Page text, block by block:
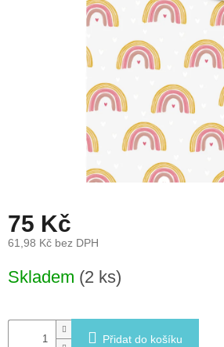
Novinky
Prodejny
75 Kč
61,98 Kč bez DPH
cena:
Skladem (2 ks)
Přidat do košíku